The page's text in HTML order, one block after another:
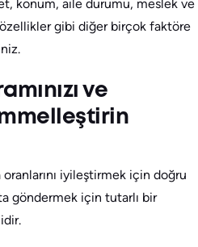
konum, aile durumu, meslek ve
gibi diğer birçok faktöre
ve
iyileştirmek için doğru
göndermek için tutarlı bir